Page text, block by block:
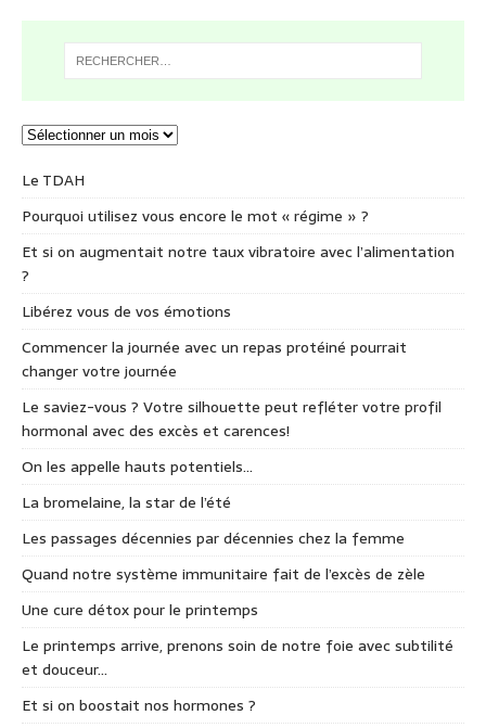
Le TDAH
Pourquoi utilisez vous encore le mot « régime » ?
Et si on augmentait notre taux vibratoire avec l’alimentation
?
Libérez vous de vos émotions
Commencer la journée avec un repas protéiné pourrait
changer votre journée
Le saviez-vous ? Votre silhouette peut refléter votre profil
hormonal avec des excès et carences!
On les appelle hauts potentiels…
La bromelaine, la star de l’été
Les passages décennies par décennies chez la femme
Quand notre système immunitaire fait de l’excès de zèle
Une cure détox pour le printemps
Le printemps arrive, prenons soin de notre foie avec subtilité
et douceur…
Et si on boostait nos hormones ?